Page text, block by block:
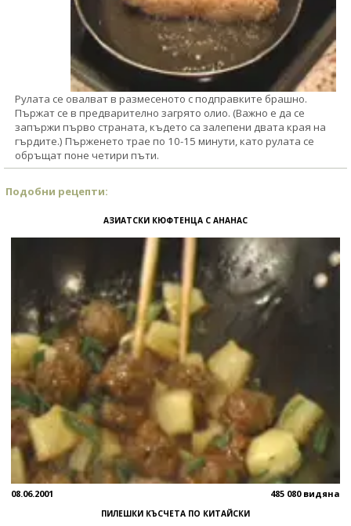
Рулата се овалват в размесеното с подправките брашно.
Пържат се в предварително загрято олио. (Важно е да се
запържи първо страната, където са залепени двата края на
гърдите.) Пърженето трае по 10-15 минути, като рулата се
обръщат поне четири пъти.
Подобни рецепти:
АЗИАТСКИ КЮФТЕНЦА С АНАНАС
08.06.2001 485 080 видяна
ПИЛЕШКИ КЪСЧЕТА ПО КИТАЙСКИ